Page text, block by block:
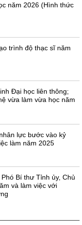
năm 2026 (Hình thức
trình độ thạc sĩ năm
Đại học liên thông;
vừa làm vừa học năm
lực bước vào kỷ
làm năm 2025
Bí thư Tỉnh ủy, Chủ
và làm việc với